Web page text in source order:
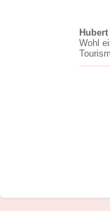
Wohl